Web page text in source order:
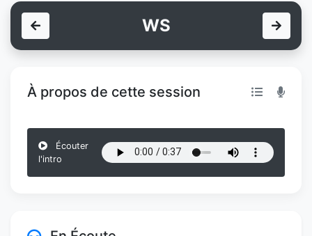
WS
À propos de cette session
Écouter
l'intro